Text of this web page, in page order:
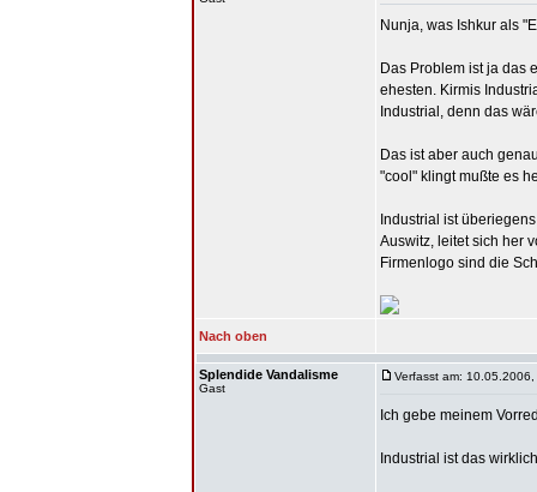
Nunja, was Ishkur als
Das Problem ist ja das
ehesten. Kirmis
Industrial, denn das
Das ist aber auch
"cool" klingt mußte es
Industrial ist
Auswitz, leitet sich her
Firmenlogo sind die
Nach oben
Splendide Vandalisme
Gast
Verfasst am:
Ich gebe meinem
Industrial ist das